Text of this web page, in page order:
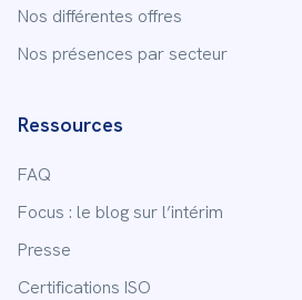
Nos différentes offres
Nos présences par secteur
Ressources
FAQ
Focus : le blog sur l’intérim
Presse
Certifications ISO